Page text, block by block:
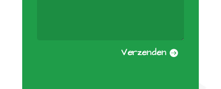
Verzenden